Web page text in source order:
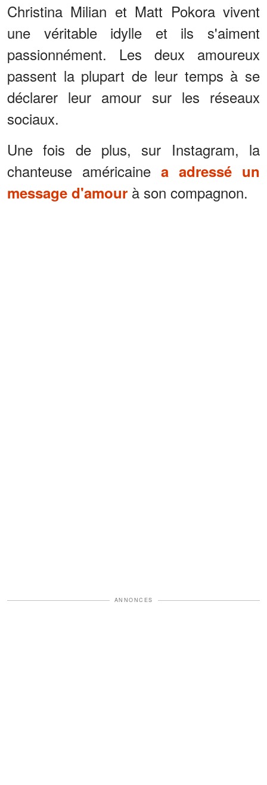
Christina Milian et Matt Pokora vivent
une véritable idylle et ils s'aiment
passionnément. Les deux amoureux
passent la plupart de leur temps à se
déclarer leur amour sur les réseaux
sociaux.
Une fois de plus, sur Instagram, la
chanteuse américaine a adressé un
message d'amour à son compagnon.
ANNONCES